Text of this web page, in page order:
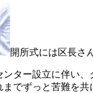
開所式には区長さ
ター設立に伴い
でずっと苦難を